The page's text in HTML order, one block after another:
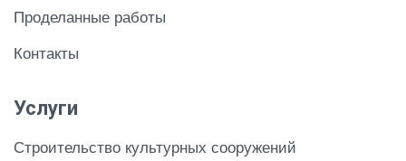
Проделанные работы
Контакты
Услуги
Строительство культурных сооружений